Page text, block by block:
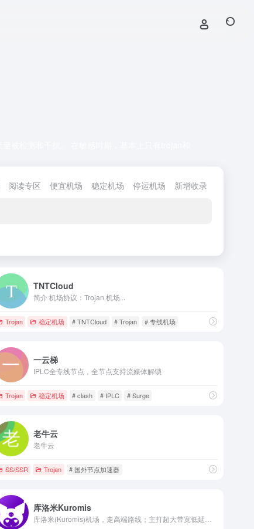
阅读专区 便宜机场 稳定机场 停运机场 新增收录
TNTCloud
简介 机场协议：Trojan 机场...
Trojan 稳定机场 # TNTCloud # Trojan # 专线机场
一云梯
IPLC全专线节点，全节点支持流媒体解锁
Trojan 稳定机场 # clash # IPLC # Surge
老牛云
老牛云
SS/SSR Trojan # 国外节点加速器
库洛米Kuromis